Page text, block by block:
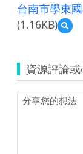
台南市學東
(1.16KB)
預
覽
市
學
東
國
資源評論